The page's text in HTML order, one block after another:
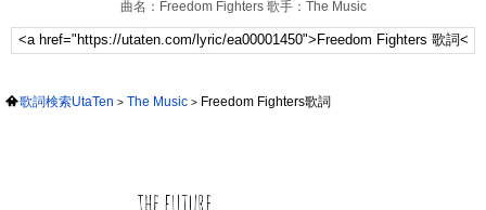
曲名：Freedom Fighters 歌手：The Music
歌詞検索UtaTen The Music Freedom Fighters歌詞